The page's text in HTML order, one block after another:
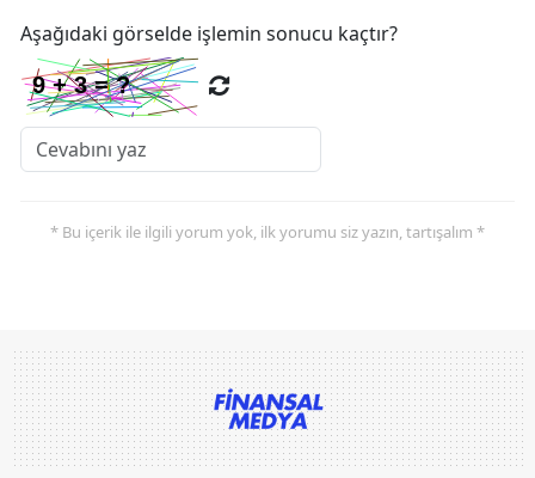
Aşağıdaki görselde işlemin sonucu kaçtır?
* Bu içerik ile ilgili yorum yok, ilk yorumu siz yazın, tartışalım *